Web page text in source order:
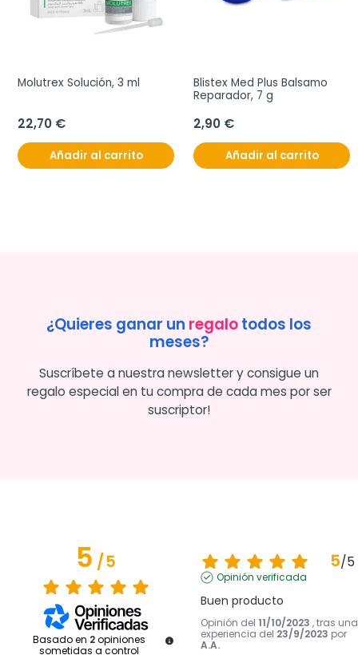
Molutrex Solución, 3 ml
22,70 €
Añadir al carrito
Blistex Med Plus Balsamo
Reparador, 7 g
2,90 €
Añadir al carrito
¿Quieres ganar un regalotodos los
meses?
Suscríbete a nuestra newsletter y consigue un
regalo especial en tu compra de cada mes por ser
suscriptor!
5/5
Basado en 2 opiniones
sometidas a control
5/5
Opinión verificada
Buen producto
Opinión del 11/10/2023 , tras una
experiencia del 23/9/2023 por
A.A.